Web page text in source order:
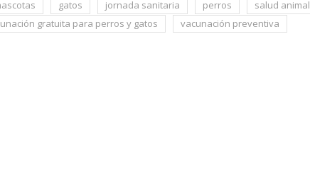
gatos jornada sanitaria perros
salud animal
gratuita para perros y gatos
vacunación preventiva